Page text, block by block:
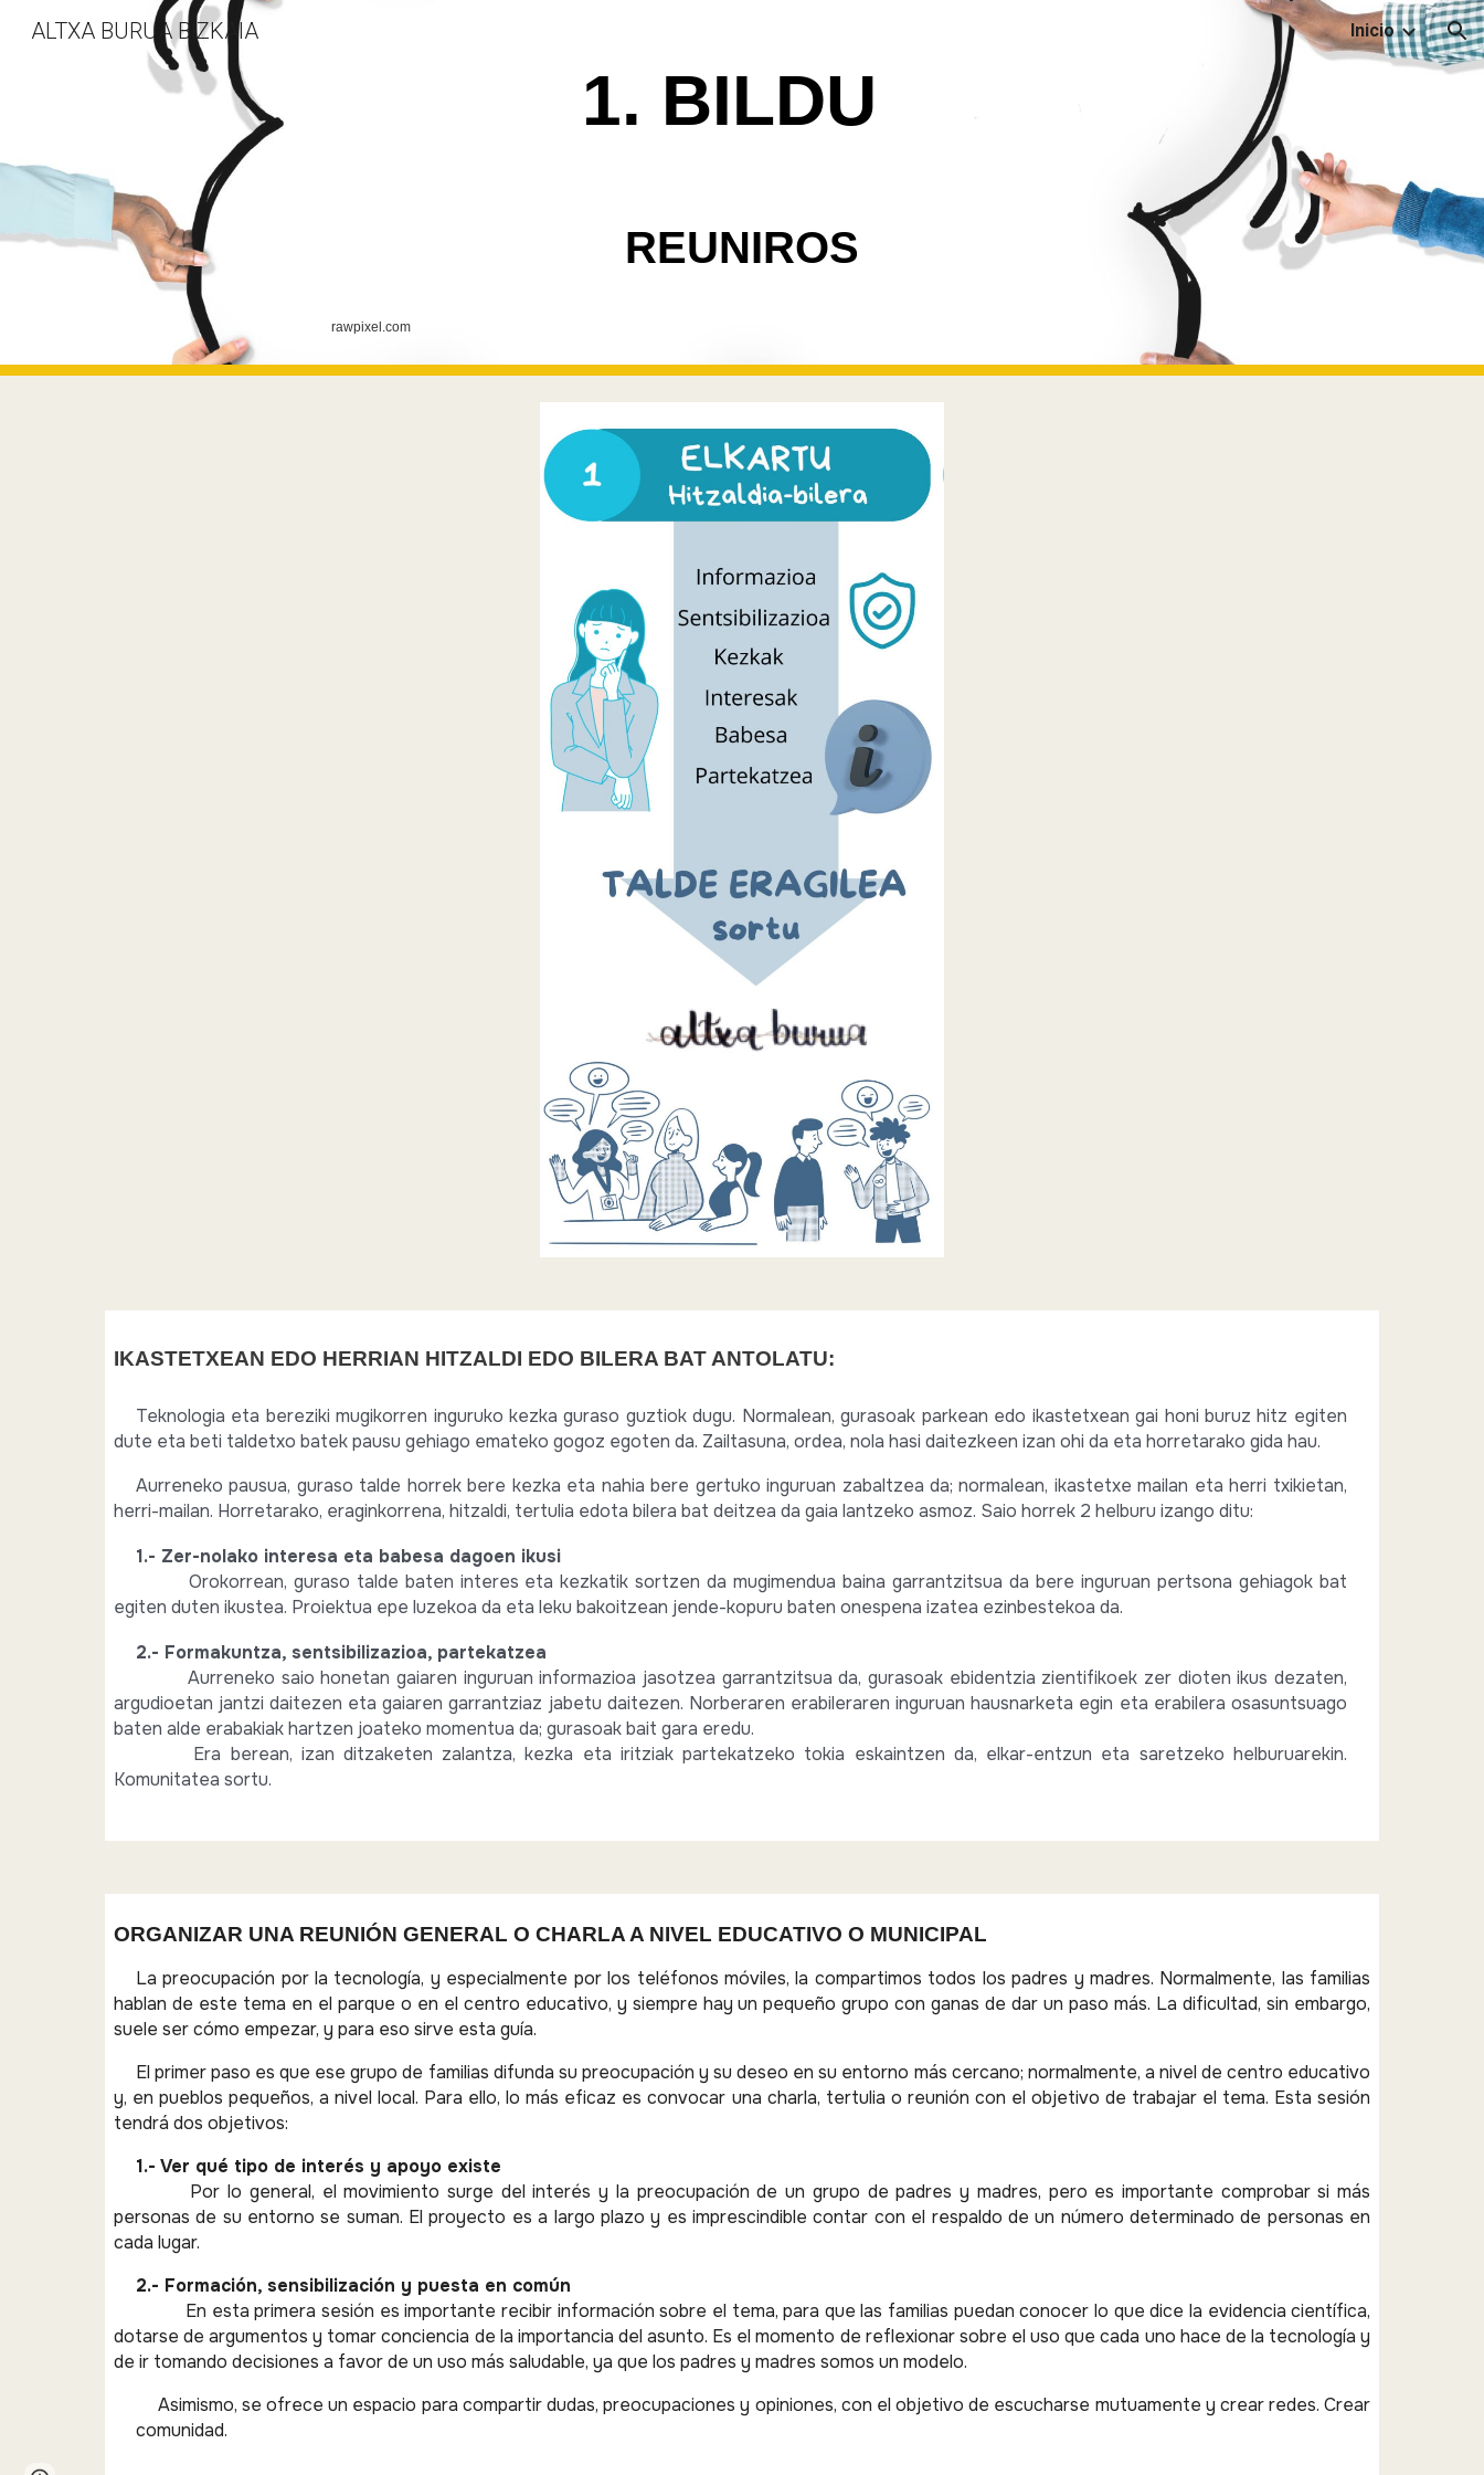
ALTXA BURUA BIZKAIA Inicio
1. BILDU
REUNIROS
rawpixel.com
IKASTETXEAN EDO HERRIAN HITZALDI EDO BILERA BAT ANTOLATU:
Teknologia eta bereziki mugikorren inguruko kezka guraso guztiok dugu. Normalean, gurasoak parkean edo ikastetxean gai honi buruz hitz egiten
dute eta beti taldetxo batek pausu gehiago emateko gogoz egoten da. Zailtasuna, ordea, nola hasi daitezkeen izan ohi da eta horretarako gida hau.
Aurreneko pausua, guraso talde horrek bere kezka eta nahia bere gertuko inguruan zabaltzea da; normalean, ikastetxe mailan eta herri txikietan,
herri-mailan. Horretarako, eraginkorrena, hitzaldi, tertulia edota bilera bat deitzea da gaia lantzeko asmoz. Saio horrek 2 helburu izango ditu:
1.- Zer-nolako interesa eta babesa dagoen ikusi
Orokorrean, guraso talde baten interes eta kezkatik sortzen da mugimendua baina garrantzitsua da bere inguruan pertsona gehiagok bat
egiten duten ikustea. Proiektua epe luzekoa da eta leku bakoitzean jende-kopuru baten onespena izatea ezinbestekoa da.
2.- Formakuntza, sentsibilizazioa, partekatzea
Aurreneko saio honetan gaiaren inguruan informazioa jasotzea garrantzitsua da, gurasoak ebidentzia zientifikoek zer dioten ikus dezaten,
argudioetan jantzi daitezen eta gaiaren garrantziaz jabetu daitezen. Norberaren erabileraren inguruan hausnarketa egin eta erabilera osasuntsuago
baten alde erabakiak hartzen joateko momentua da; gurasoak bait gara eredu.
Era berean, izan ditzaketen zalantza, kezka eta iritziak partekatzeko tokia eskaintzen da, elkar-entzun eta saretzeko helburuarekin.
Komunitatea sortu.
ORGANIZAR UNA REUNIÓN GENERAL O CHARLA A NIVEL EDUCATIVO O MUNICIPAL
La preocupación por la tecnología, y especialmente por los teléfonos móviles, la compartimos todos los padres y madres. Normalmente, las familias
hablan de este tema en el parque o en el centro educativo, y siempre hay un pequeño grupo con ganas de dar un paso más. La dificultad, sin embargo,
suele ser cómo empezar, y para eso sirve esta guía.
El primer paso es que ese grupo de familias difunda su preocupación y su deseo en su entorno más cercano; normalmente, a nivel de centro educativo
y, en pueblos pequeños, a nivel local. Para ello, lo más eficaz es convocar una charla, tertulia o reunión con el objetivo de trabajar el tema. Esta sesión
tendrá dos objetivos:
1.- Ver qué tipo de interés y apoyo existe
Por lo general, el movimiento surge del interés y la preocupación de un grupo de padres y madres, pero es importante comprobar si más
personas de su entorno se suman. El proyecto es a largo plazo y es imprescindible contar con el respaldo de un número determinado de personas en
cada lugar.
2.- Formación, sensibilización y puesta en común
En esta primera sesión es importante recibir información sobre el tema, para que las familias puedan conocer lo que dice la evidencia científica,
dotarse de argumentos y tomar conciencia de la importancia del asunto. Es el momento de reflexionar sobre el uso que cada uno hace de la tecnología y
de ir tomando decisiones a favor de un uso más saludable, ya que los padres y madres somos un modelo.
Asimismo, se ofrece un espacio para compartir dudas, preocupaciones y opiniones, con el objetivo de escucharse mutuamente y crear redes. Crear
comunidad.